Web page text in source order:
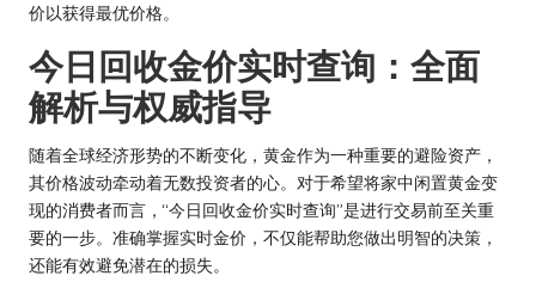
价以获得最优价格。
今日回收金价实时查询：全面
解析与权威指导
随着全球经济形势的不断变化，黄金作为一种重要的避险资产，
其价格波动牵动着无数投资者的心。对于希望将家中闲置黄金变
现的消费者而言，“今日回收金价实时查询”是进行交易前至关重
要的一步。准确掌握实时金价，不仅能帮助您做出明智的决策，
还能有效避免潜在的损失。